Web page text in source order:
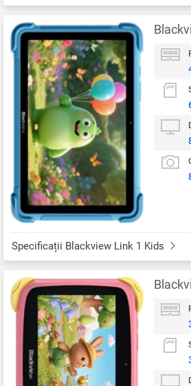
Specificații Blackview Link 1 Kids